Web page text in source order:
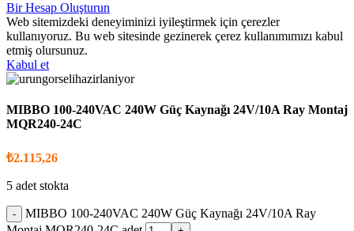
Bir Hesap Oluşturun
Web sitemizdeki deneyiminizi iyileştirmek için çerezler
kullanıyoruz. Bu web sitesinde gezinerek çerez kullanımımızı kabul
etmiş olursunuz.
Kabul et
MIBBO 100-240VAC 240W Güç Kaynağı 24V/10A Ray Montaj
MQR240-24C
₺2.115,26
5 adet stokta
MIBBO 100-240VAC 240W Güç Kaynağı 24V/10A Ray